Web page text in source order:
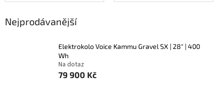
Nejprodávanější
Elektrokolo Voice Kammu Gravel SX | 28" | 400
Wh
Na dotaz
79 900 Kč